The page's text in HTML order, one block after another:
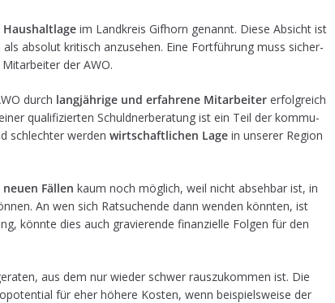
im Land­kreis Gif­horn genannt. Diese Absicht ist
als abso­lut kri­tisch anzu­se­hen. Eine Fort­füh­rung muss sicher­
der AWO.
durch lang­jäh­rige und erfah­rene Mit­ar­bei­ter erfolg­reich
qua­li­fi­zier­ten Schuld­ner­be­ra­tung ist ein Teil der kom­mu­
schlech­ter wer­den wirt­schaft­li­chen Lage in unse­rer Region
neuen Fäl­len kaum noch mög­lich, weil nicht abseh­bar ist, in
An wen sich Rat­su­chende dann wen­den könn­ten, ist
könnte dies auch gra­vie­rende finan­zi­elle Fol­gen für den
aus dem nur wie­der schwer raus­zu­kom­men ist. Die
für eher höhere Kos­ten, wenn bei­spiels­weise der